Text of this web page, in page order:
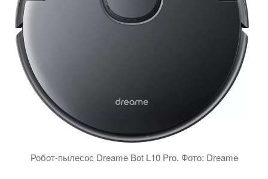
Робот-пылесос Dreame Bot L10 Pro. Фото: Dreame